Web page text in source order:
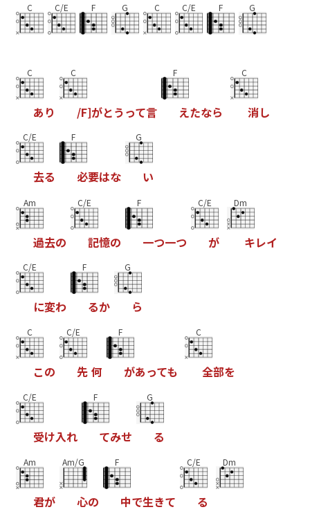
C C/E F G C C/E F G
C
あ り
C
/F]がとう って言
F
えたなら
C
消し
C/E
去る
F
必要はな
G
い
Am
過去の
C/E
記憶の
F
一つ一つ
C/E
が
Dm
キレイ
C/E
に変わ
F
るか
G
ら
C
この
C/E
先 何
F
があっても
C
全部を
C/E
受け入れ
F
てみせ
G
る
Am
君が
Am/G
心の
F
中で生きて
C/E
る
Dm